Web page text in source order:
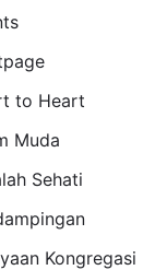
to Heart
Muda
Sehati
Kongregasi